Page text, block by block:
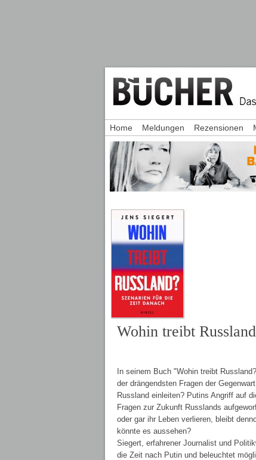
Wohin treibt
In seinem Buch "Wohin treibt
der drängendsten Fragen der
Russland einleiten? Putins Angriff auf
Fragen zur Zukunft Russlands
oder gar ihr Leben verlieren, bleibt
könnte es aussehen?
Siegert, erfahrener Journalist und
die Zeit nach Putin und beleuchtet
Home Meldungen Rezensionen